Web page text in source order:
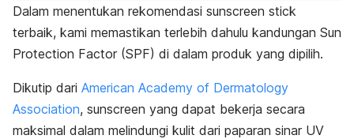
Dalam menentukan rekomendasi sunscreen stick
terbaik, kami memastikan terlebih dahulu kandungan Sun
Protection Factor (SPF) di dalam produk yang dipilih.
Dikutip dari American Academy of Dermatology
Association, sunscreen yang dapat bekerja secara
maksimal dalam melindungi kulit dari paparan sinar UV